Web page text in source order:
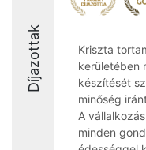
Díjazottak
Kriszta
kerületében
készítését
minőség
A
minden